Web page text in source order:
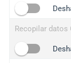
iplogger.info
Recopilar datos